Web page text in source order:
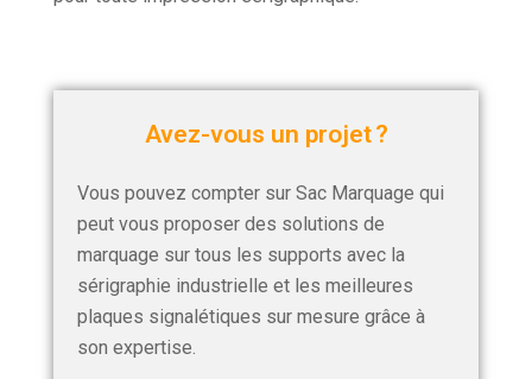
Avez-vous un projet ?
Vous pouvez compter sur Sac Marquage qui
peut vous proposer des solutions de
marquage sur tous les supports avec la
sérigraphie industrielle et les meilleures
plaques signalétiques sur mesure grâce à
son expertise.